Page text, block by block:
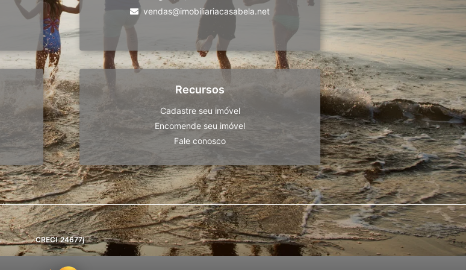
vendas@imobiliariacasabela.net
Recursos
Cadastre seu imóvel
Encomende seu imóvel
Fale conosco
CRECI 24677j